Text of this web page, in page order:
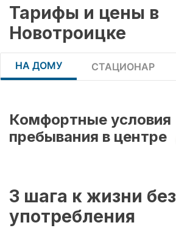
Тарифы и цены в
Новотроицке
НА ДОМУ СТАЦИОНАР
Комфортные условия
пребывания в центре
3 шага к жизни без
употребления